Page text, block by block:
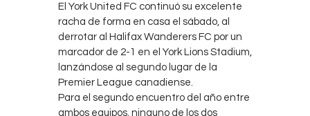
El York United FC continuó su excelente
racha de forma en casa el sábado, al
derrotar al Halifax Wanderers FC por un
marcador de 2-1 en el York Lions Stadium,
lanzándose al segundo lugar de la
Premier League canadiense.
Para el segundo encuentro del año entre
ambos equipos, ninguno de los dos